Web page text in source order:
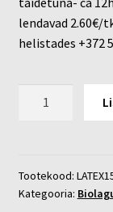
lendavad 2.60€/
helistades +372
Tootekood:
Kategooria: